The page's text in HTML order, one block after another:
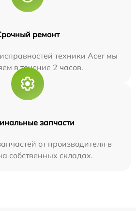
ремонт
техники Acer мы
в течение 2 часов.
запчасти
от производителя в
собственных складах.